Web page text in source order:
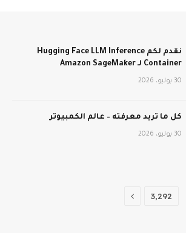
نقدم لكم Hugging Face LLM Inference
Container لـ Amazon SageMaker
30 يوليو، 2026
كل ما تريد معرفته – عالم الكمبيوتر
30 يوليو، 2026
3٬292 التالي